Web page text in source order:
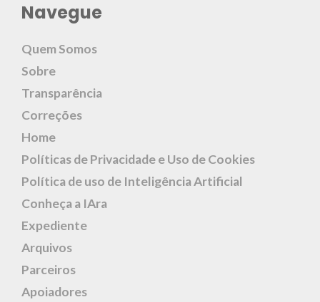
Navegue
Quem Somos
Sobre
Transparência
Correções
Home
Políticas de Privacidade e Uso de Cookies
Política de uso de Inteligência Artificial
Conheça a IAra
Expediente
Arquivos
Parceiros
Apoiadores